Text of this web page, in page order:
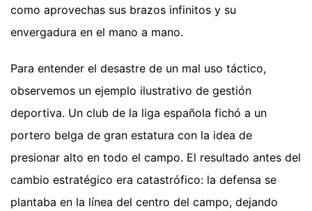
como aprovechas sus brazos infinitos y su
envergadura en el mano a mano.
Para entender el desastre de un mal uso táctico,
observemos un ejemplo ilustrativo de gestión
deportiva. Un club de la liga española fichó a un
portero belga de gran estatura con la idea de
presionar alto en todo el campo. El resultado antes del
cambio estratégico era catastrófico: la defensa se
plantaba en la línea del centro del campo, dejando